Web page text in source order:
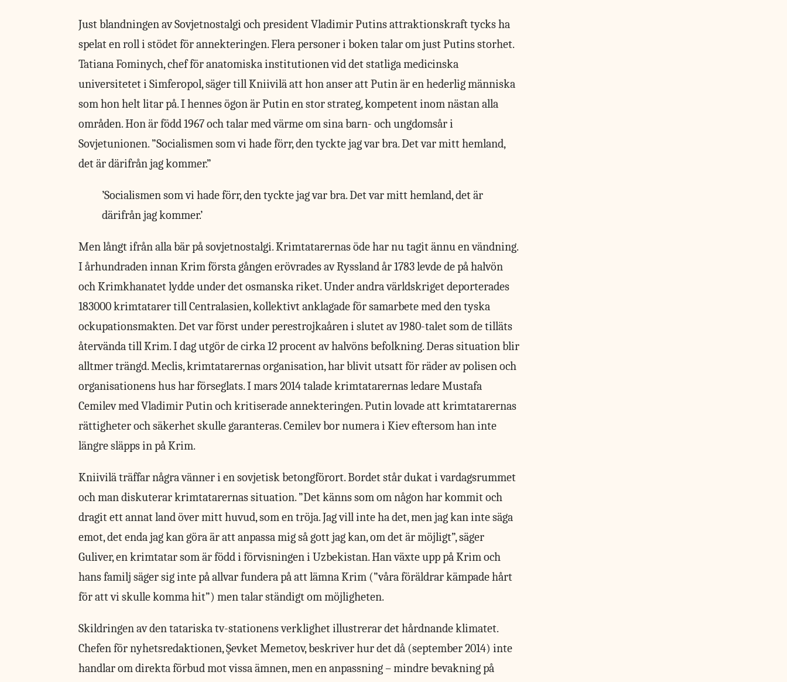
Just blandningen av Sovjetnostalgi och president Vladimir Putins attraktionskraft tycks ha
spelat en roll i stödet för annekteringen. Flera personer i boken talar om just Putins storhet.
Tatiana Fominych, chef för anatomiska institutionen vid det statliga medicinska
universitetet i Simferopol, säger till Kniivilä att hon anser att Putin är en hederlig människa
som hon helt litar på. I hennes ögon är Putin en stor strateg, kompetent inom nästan alla
områden. Hon är född 1967 och talar med värme om sina barn- och ungdomsår i
Sovjetunionen. ”Socialismen som vi hade förr, den tyckte jag var bra. Det var mitt hemland,
det är därifrån jag kommer.”
’Socialismen som vi hade förr, den tyckte jag var bra. Det var mitt hemland, det är
därifrån jag kommer.’
Men långt ifrån alla bär på sovjetnostalgi. Krimtatarernas öde har nu tagit ännu en vändning.
I århundraden innan Krim första gången erövrades av Ryssland år 1783 levde de på halvön
och Krimkhanatet lydde under det osmanska riket. Under andra världskriget deporterades
183000 krimtatarer till Centralasien, kollektivt anklagade för samarbete med den tyska
ockupationsmakten. Det var först under perestrojkaåren i slutet av 1980-talet som de tilläts
återvända till Krim. I dag utgör de cirka 12 procent av halvöns befolkning. Deras situation blir
alltmer trängd. Meclis, krimtatarernas organisation, har blivit utsatt för räder av polisen och
organisationens hus har förseglats. I mars 2014 talade krimtatarernas ledare Mustafa
Cemilev med Vladimir Putin och kritiserade annekteringen. Putin lovade att krimtatarernas
rättigheter och säkerhet skulle garanteras. Cemilev bor numera i Kiev eftersom han inte
längre släpps in på Krim.
Kniivilä träffar några vänner i en sovjetisk betongförort. Bordet står dukat i vardagsrummet
och man diskuterar krimtatarernas situation. ”Det känns som om någon har kommit och
dragit ett annat land över mitt huvud, som en tröja. Jag vill inte ha det, men jag kan inte säga
emot, det enda jag kan göra är att anpassa mig så gott jag kan, om det är möjligt”, säger
Guliver, en krimtatar som är född i förvisningen i Uzbekistan. Han växte upp på Krim och
hans familj säger sig inte på allvar fundera på att lämna Krim (”våra föräldrar kämpade hårt
för att vi skulle komma hit”) men talar ständigt om möjligheten.
Skildringen av den tatariska tv-stationens verklighet illustrerar det hårdnande klimatet.
Chefen för nyhetsredaktionen,Şevket Memetov, beskriver hur det då (september 2014) inte
handlar om direkta förbud mot vissa ämnen, men en anpassning – mindre bevakning på